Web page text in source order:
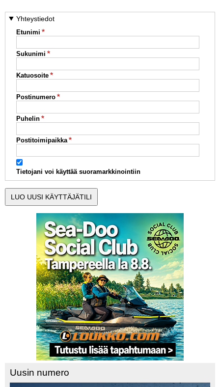
YHTEYSTIEDOT
Yhteystiedot
Etunimi
Sukunimi
Katuosoite
Postinumero
Puhelin
Postitoimipaikka
Tietojani voi käyttää suoramarkkinointiin
Uusin numero